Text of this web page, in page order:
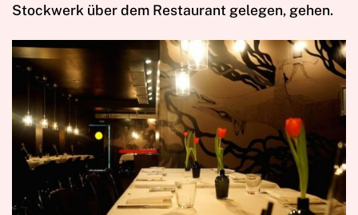
Stockwerk über dem Restaurant gelegen, gehen.